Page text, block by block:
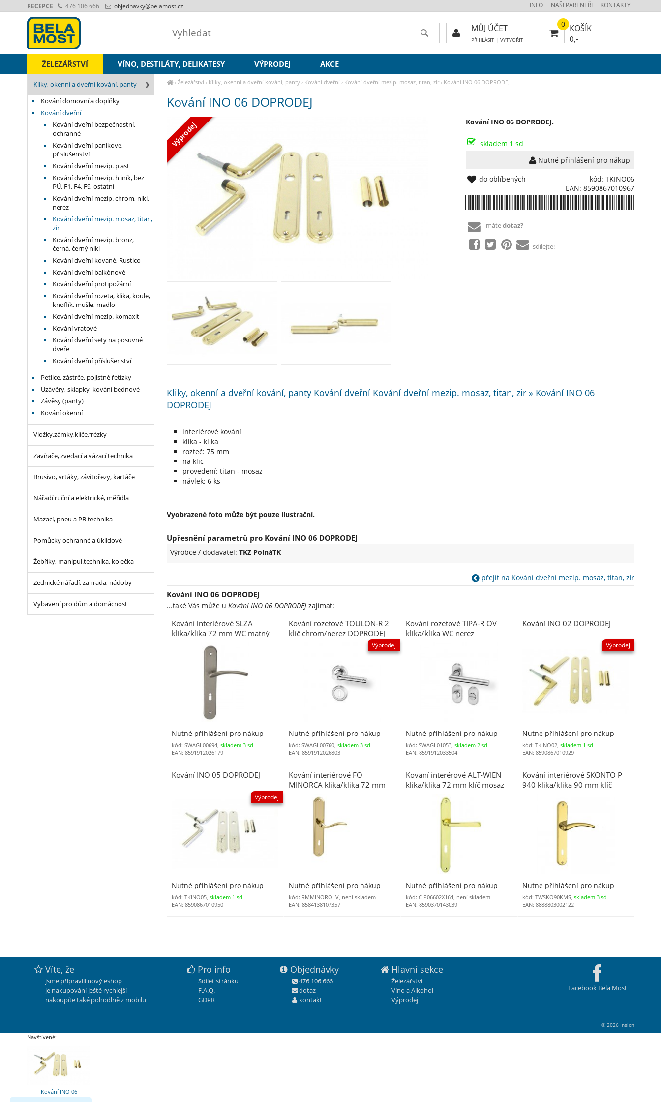
› Železářství› Kliky, okenní a dveřní kování, panty› Kování dveřní› Kování dveřní mezip. mosaz, titan, zir› Kování INO 06 DOPRODEJ
Kování INO 06 DOPRODEJ
Výprodej Kování INO 06 DOPRODEJ.
skladem 1 sd
Nutné přihlášení pro nákup
kód: TKINO06
EAN: 8590867010967
do oblíbených
mátedotaz?
sdílejte!
Kliky, okenní a dveřní kování, panty Kování dveřní Kování dveřní mezip. mosaz, titan, zir » Kování INO 06
DOPRODEJ
interiérové kování
klika - klika
rozteč: 75 mm
na klíč
provedení: titan - mosaz
návlek: 6 ks
Vyobrazené foto může být pouze ilustrační.
Upřesnění parametrů pro Kování INO 06 DOPRODEJ
Výrobce / dodavatel: TKZ PolnáTK
přejít na Kování dveřní mezip. mosaz, titan, zir
Kování INO 06 DOPRODEJ
...také Vás může u Kování INO 06 DOPRODEJzajímat:
Kování interiérové SLZA
klika/klika 72 mm WC matný
Nutné přihlášení pro nákup
kód: SWAGL00694,skladem 3 sd
EAN: 8591912026179
Kování rozetové TOULON-R 2
klíč chrom/nerez DOPRODEJ
Výprodej
Nutné přihlášení pro nákup
kód: SWAGL00760, skladem 3 sd
EAN: 8591912026803
Kování rozetové TIPA-R OV
klika/klika WC nerez
Nutné přihlášení pro nákup
kód: SWAGL01053, skladem 2 sd
EAN: 8591912033504
Kování INO 02 DOPRODEJ
Výprodej
Nutné přihlášení pro nákup
kód: TKINO02,skladem 1 sd
EAN: 8590867010929
Kování INO 05 DOPRODEJ
Výprodej
Nutné přihlášení pro nákup
kód: TKINO05,skladem 1 sd
EAN: 8590867010950
Kování interiérové FO
MINORCA klika/klika 72 mm
klíč mosaz leštěná a lakovaná
Nutné přihlášení pro nákup
kód: RMMINOROLV, není skladem
EAN: 8584138107357
Kování interérové ALT-WIEN
klika/klika 72 mm klíč mosaz
lesklá OLV (C ALT7KM, C
C06602164)
Nutné přihlášení pro nákup
kód: C P06602X164, není skladem
EAN: 8590370143039
Kování interiérové SKONTO P
940 klika/klika 90 mm klíč
Nutné přihlášení pro nákup
kód: TWSKO90KMS,skladem 3 sd
EAN: 8888803002122
Kliky, okenní a dveřní kování, panty
Kování domovní a doplňky
Kování dveřní
Kování dveřní bezpečnostní,
ochranné
Kování dveřní panikové,
příslušenství
Kování dveřní mezip. plast
Kování dveřní mezip. hliník, bez
PÚ, F1, F4, F9, ostatní
Kování dveřní mezip. chrom, nikl,
nerez
Kování dveřní mezip. mosaz, titan,
zir
Kování dveřní mezip. bronz,
černá, černý nikl
Kování dveřní kované, Rustico
Kování dveřní balkónové
Kování dveřní protipožární
Kování dveřní rozeta, klika, koule,
knoflík, mušle, madlo
Kování dveřní mezip. komaxit
Kování vratové
Kování dveřní sety na posuvné
dveře
Kování dveřní příslušenství
Petlice, zástrče, pojistné řetízky
Uzávěry, sklapky, kování bednové
Závěsy (panty)
Kování okenní
Vložky,zámky,klíče,frézky
Zavírače, zvedací a vázací technika
Brusivo, vrtáky, závitořezy, kartáče
Nářadí ruční a elektrické, měřidla
Mazací, pneu a PB technika
Pomůcky ochranné a úklidové
Žebříky, manipul.technika, kolečka
Zednické nářadí, zahrada, nádoby
Vybavení pro dům a domácnost
ŽELEZÁŘSTVÍ VÍNO, DESTILÁTY, DELIKATESY VÝPRODEJ AKCE
INFO NAŠI PARTNEŘI KONTAKTY
RECEPCE 476 106 666 objednavky@belamost.cz
0 KOŠÍK
0,-
MŮJ ÚČET
PŘIHLÁSIT| VYTVOŘIT
Facebook Bela Most
Víte, že
jsme připravili nový eshop
je nakupování ještě rychlejší
nakoupíte také pohodlně z mobilu
Pro info
Sdílet stránku
F.A.Q.
GDPR
Objednávky
476 106 666
dotaz
kontakt
Hlavní sekce
Železářství
Víno a Alkohol
Výprodej
© 2026 Insion
Navštívené:
Kování INO 06
DOPRODEJ